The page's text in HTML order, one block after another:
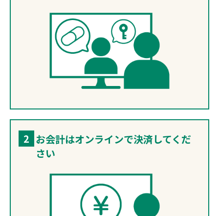
2 お会計はオンラインで決済してくだ
さい